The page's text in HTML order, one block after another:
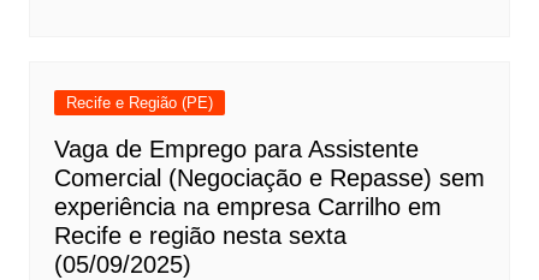
Recife e Região (PE)
Vaga de Emprego para Assistente
Comercial (Negociação e Repasse) sem
experiência na empresa Carrilho em
Recife e região nesta sexta
(05/09/2025)